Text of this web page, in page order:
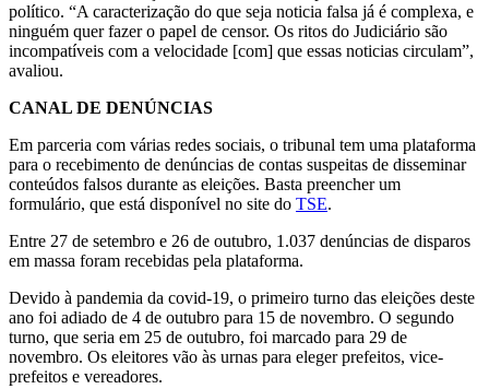
político. “A caracterização do que seja noticia falsa já é complexa, e
ninguém quer fazer o papel de censor. Os ritos do Judiciário são
incompatíveis com a velocidade [com] que essas noticias circulam”,
avaliou.
CANAL DE DENÚNCIAS
Em parceria com várias redes sociais, o tribunal tem uma plataforma
para o recebimento de denúncias de contas suspeitas de disseminar
conteúdos falsos durante as eleições. Basta preencher um
formulário, que está disponível no site do TSE.
Entre 27 de setembro e 26 de outubro, 1.037 denúncias de disparos
em massa foram recebidas pela plataforma.
Devido à pandemia da covid-19, o primeiro turno das eleições deste
ano foi adiado de 4 de outubro para 15 de novembro. O segundo
turno, que seria em 25 de outubro, foi marcado para 29 de
novembro. Os eleitores vão às urnas para eleger prefeitos, vice-
prefeitos e vereadores.